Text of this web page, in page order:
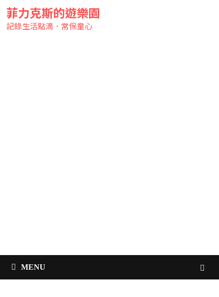
菲力克斯的遊樂園
記錄生活點滴．常保童心
MENU